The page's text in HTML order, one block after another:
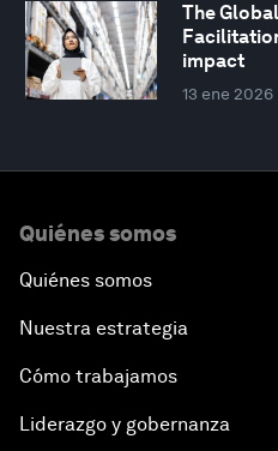
The
impact
13 ene 2026
Quiénes somos
Quiénes somos
Nuestra estrategia
Cómo trabajamos
Liderazgo y gobernanza